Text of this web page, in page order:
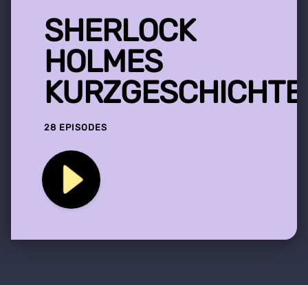
SHERLOCK
HOLMES
28 EPISODES